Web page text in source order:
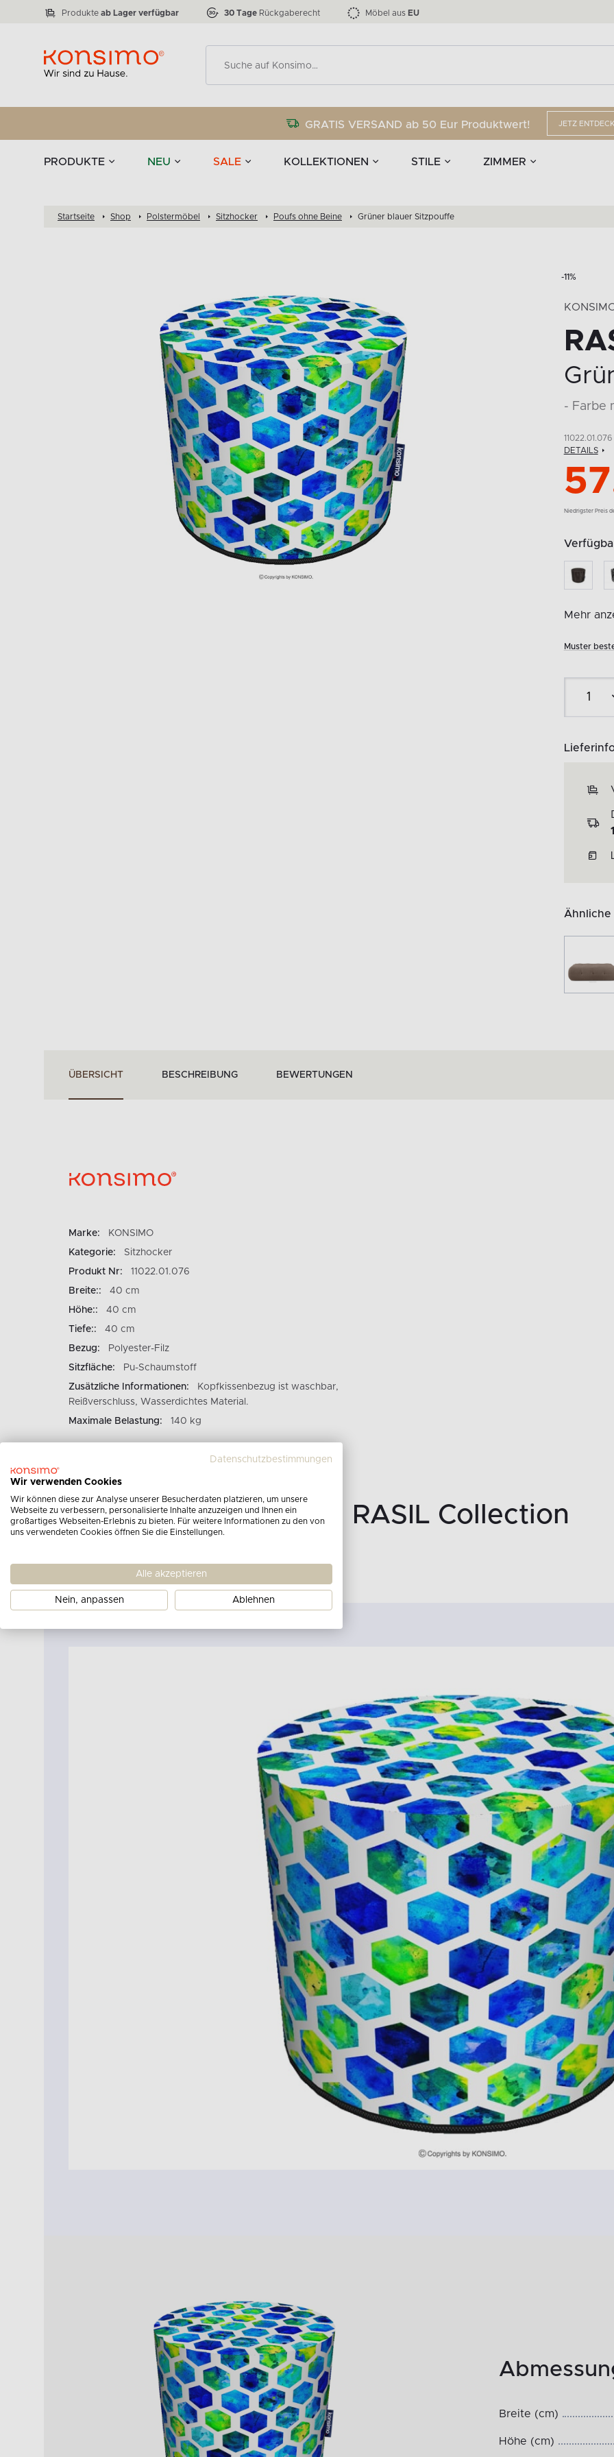
Produkte ab Lager verfügbar 30 Tage Rückgaberecht Möbel aus EU
GRATIS VERSAND ab 50 Eur Produktwert! JETZ
PRODUKTE NEU SALE KOLLEKTIONEN STILE ZIMMER
Tischgeschirr und Accessoires
zu 50 % Die LOFTY-Möbelkollektion bis zu 34 %
VICTO Anzahl der Produkte:77 EPIRI Anzahl der Produkte:
ELEGANT Anzahl der Produkte:888 TEENS Anzahl der Produkte:
Tischlampen
Startseite Shop Polstermöbel Sitzhocker Poufs ohne Beine Grüner blauer Sitzpouffe
-11%
- Farbe
11022.01.076
DETAILS
Niedrigster Preis
Mehr
Muster
Ähnliche
ÜBERSICHT BESCHREIBUNG BEWERTUNGEN
Marke:
KONSIMO
Kategorie:
Sitzhocker
Produkt Nr:
11022.01.076
Breite::
40 cm
Höhe::
40 cm
Tiefe::
40 cm
Bezug:
Polyester-Filz
Sitzfläche:
Pu-Schaumstoff
Zusätzliche Informationen:
Kopfkissenbezug ist waschbar,
Reißverschluss, Wasserdichtes Material.
Maximale Belastung:
140 kg
RASIL Collection
Breite (cm)
Höhe (cm)
Datenschutzbestimmungen
Wir verwenden Cookies
Wir können diese zur Analyse unserer Besucherdaten platzieren, um unsere
Webseite zu verbessern, personalisierte Inhalte anzuzeigen und Ihnen ein
großartiges Webseiten-Erlebnis zu bieten. Für weitere Informationen zu den von
uns verwendeten Cookies öffnen Sie die Einstellungen.
Alle akzeptieren
Nein, anpassen Ablehnen